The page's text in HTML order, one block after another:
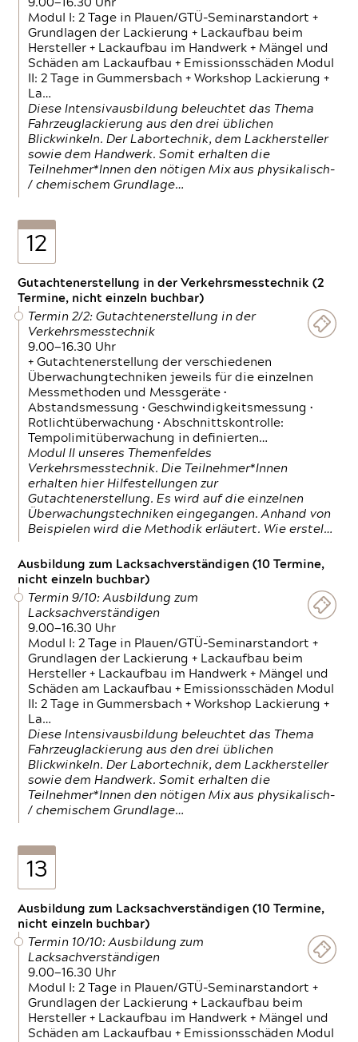
9.00—16.30 Uhr
Modul I: 2 Tage in Plauen/GTÜ-Seminarstandort +
Grundlagen der Lackierung + Lackaufbau beim
Hersteller + Lackaufbau im Handwerk + Mängel und
Schäden am Lackaufbau + Emissionsschäden Modul
II: 2 Tage in Gummersbach + Workshop Lackierung +
La…
Diese Intensivausbildung beleuchtet das Thema
Fahrzeuglackierung aus den drei üblichen
Blickwinkeln. Der Labortechnik, dem Lackhersteller
sowie dem Handwerk. Somit erhalten die
Teilnehmer*Innen den nötigen Mix aus physikalisch-
/ chemischem Grundlage…
12
Gutachtenerstellung in der Verkehrsmesstechnik (2
Termine, nicht einzeln buchbar)
Termin 2/2: Gutachtenerstellung in der
Verkehrsmesstechnik
9.00—16.30 Uhr
+ Gutachtenerstellung der verschiedenen
Überwachungtechniken jeweils für die einzelnen
Messmethoden und Messgeräte •
Abstandsmessung • Geschwindigkeitsmessung •
Rotlichtüberwachung • Abschnittskontrolle:
Tempolimitüberwachung in definierten…
Modul II unseres Themenfeldes
Verkehrsmesstechnik. Die Teilnehmer*Innen
erhalten hier Hilfestellungen zur
Gutachtenerstellung. Es wird auf die einzelnen
Überwachungstechniken eingegangen. Anhand von
Beispielen wird die Methodik erläutert. Wie erstel…
Ausbildung zum Lacksachverständigen (10 Termine,
nicht einzeln buchbar)
Termin 9/10: Ausbildung zum
Lacksachverständigen
9.00—16.30 Uhr
Modul I: 2 Tage in Plauen/GTÜ-Seminarstandort +
Grundlagen der Lackierung + Lackaufbau beim
Hersteller + Lackaufbau im Handwerk + Mängel und
Schäden am Lackaufbau + Emissionsschäden Modul
II: 2 Tage in Gummersbach + Workshop Lackierung +
La…
Diese Intensivausbildung beleuchtet das Thema
Fahrzeuglackierung aus den drei üblichen
Blickwinkeln. Der Labortechnik, dem Lackhersteller
sowie dem Handwerk. Somit erhalten die
Teilnehmer*Innen den nötigen Mix aus physikalisch-
/ chemischem Grundlage…
13
Ausbildung zum Lacksachverständigen (10 Termine,
nicht einzeln buchbar)
Termin 10/10: Ausbildung zum
Lacksachverständigen
9.00—16.30 Uhr
Modul I: 2 Tage in Plauen/GTÜ-Seminarstandort +
Grundlagen der Lackierung + Lackaufbau beim
Hersteller + Lackaufbau im Handwerk + Mängel und
Schäden am Lackaufbau + Emissionsschäden Modul